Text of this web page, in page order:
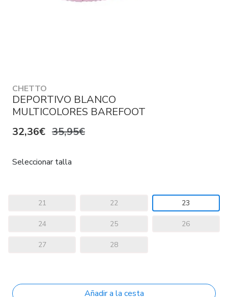
CHETTO
DEPORTIVO BLANCO
MULTICOLORES BAREFOOT
32,36€ 35,95€
Seleccionar talla
21 22 23
24 25 26
27 28